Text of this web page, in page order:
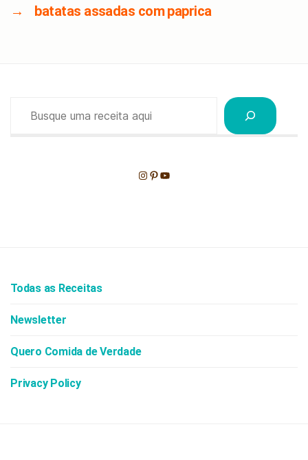
→
batatas assadas com paprica
Instagram
Pinterest
Youtube
Todas as Receitas
Newsletter
Quero Comida de Verdade
Privacy Policy